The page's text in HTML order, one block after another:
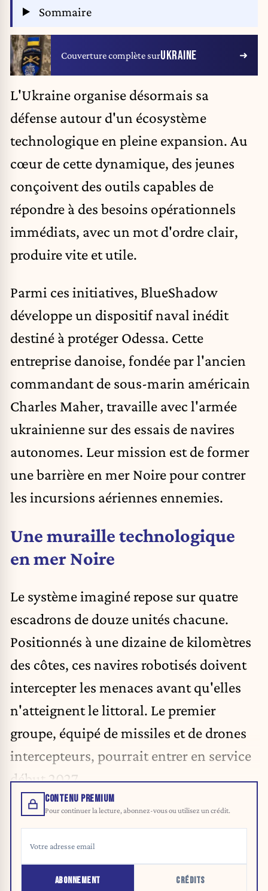
Sommaire
Couverture complète surUKRAINE
L'Ukraine organise désormais sa
défense autour d'un écosystème
technologique en pleine expansion. Au
cœur de cette dynamique, des jeunes
conçoivent des outils capables de
répondre à des besoins opérationnels
immédiats, avec un mot d'ordre clair,
produire vite et utile.
Parmi ces initiatives, BlueShadow
développe un dispositif naval inédit
destiné à protéger Odessa. Cette
entreprise danoise, fondée par l'ancien
commandant de sous-marin américain
Charles Maher, travaille avec l'armée
ukrainienne sur des essais de navires
autonomes. Leur mission est de former
une barrière en mer Noire pour contrer
les incursions aériennes ennemies.
Une muraille technologique
en mer Noire
Le système imaginé repose sur quatre
escadrons de douze unités chacune.
Positionnés à une dizaine de kilomètres
des côtes, ces navires robotisés doivent
intercepter les menaces avant qu'elles
n'atteignent le littoral. Le premier
groupe, équipé de missiles et de drones
intercepteurs, pourrait entrer en service
début 2027.
CONTENU PREMIUM
Pour continuer la lecture, abonnez-vous ou utilisez un crédit.
ABONNEMENT CRÉDITS